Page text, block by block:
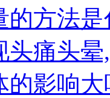
的方法
头痛头
的影响